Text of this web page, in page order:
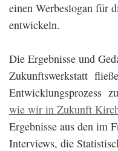
einen Werbeslogan für
entwickeln.
Die Ergebnisse und
Zukunftswerkstatt
Entwicklungsprozess
wie wir in Zukunft
Ergebnisse aus den im
Interviews, die